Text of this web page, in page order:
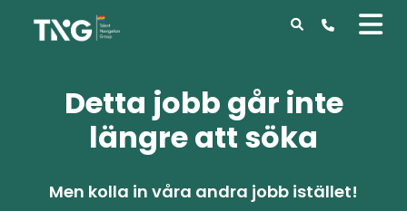
Detta jobb går inte
längre att söka
Men kolla in våra andra jobb istället!